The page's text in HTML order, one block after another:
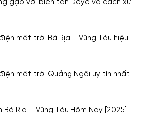
gặp với biến tần Deye và cách xử
mặt trời Bà Rịa – Vũng Tàu hiệu
mặt trời Quảng Ngãi uy tín nhất
Bà Rịa – Vũng Tàu Hôm Nay [2025]